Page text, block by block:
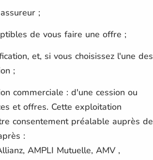
;
de vous faire une offre ;
et, si vous choisissez l'une des
;
commerciale : d'une cession ou
et offres. Cette exploitation
consentement préalable auprès de
:
AMPLI Mutuelle, AMV ,